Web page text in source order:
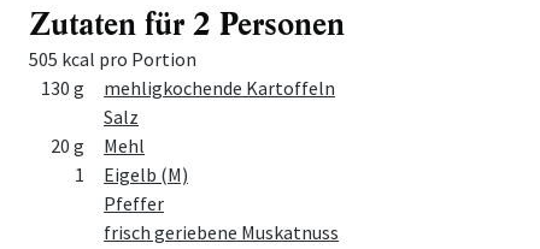
Zutaten für 2 Personen
505 kcal pro Portion
Menge Zutat
130 g
mehligkochende Kartoffeln
Salz
20 g
Mehl
1
Eigelb (M)
Pfeffer
frisch geriebene Muskatnuss